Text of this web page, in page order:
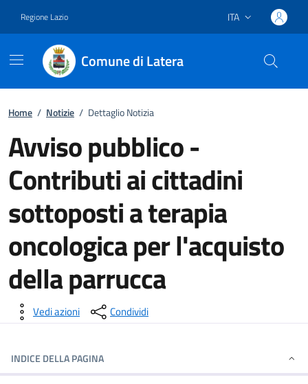
Regione Lazio Lingua attiva:
ITA
Comune di Latera
Home / Notizie / Dettaglio Notizia
Avviso pubblico -
Contributi ai cittadini
sottoposti a terapia
oncologica per l'acquisto
della parrucca
Dettagli della notizia
Vedi azioni Condividi
INDICE DELLA PAGINA